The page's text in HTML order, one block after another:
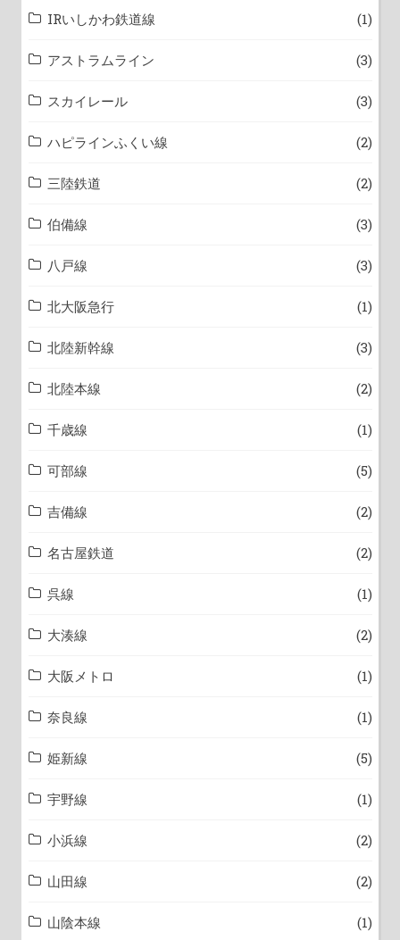
IRいしかわ鉄道線 (1)
アストラムライン (3)
スカイレール (3)
ハピラインふくい線 (2)
三陸鉄道 (2)
伯備線 (3)
八戸線 (3)
北大阪急行 (1)
北陸新幹線 (3)
北陸本線 (2)
千歳線 (1)
可部線 (5)
吉備線 (2)
名古屋鉄道 (2)
呉線 (1)
大湊線 (2)
大阪メトロ (1)
奈良線 (1)
姫新線 (5)
宇野線 (1)
小浜線 (2)
山田線 (2)
山陰本線 (1)